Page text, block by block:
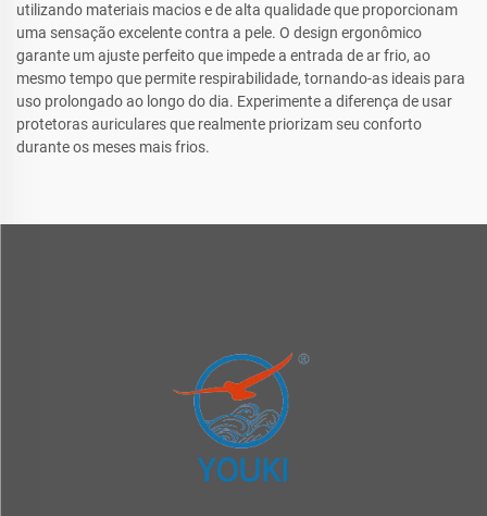
utilizando materiais macios e de alta qualidade que proporcionam
uma sensação excelente contra a pele. O design ergonômico
garante um ajuste perfeito que impede a entrada de ar frio, ao
mesmo tempo que permite respirabilidade, tornando-as ideais para
uso prolongado ao longo do dia. Experimente a diferença de usar
protetoras auriculares que realmente priorizam seu conforto
durante os meses mais frios.